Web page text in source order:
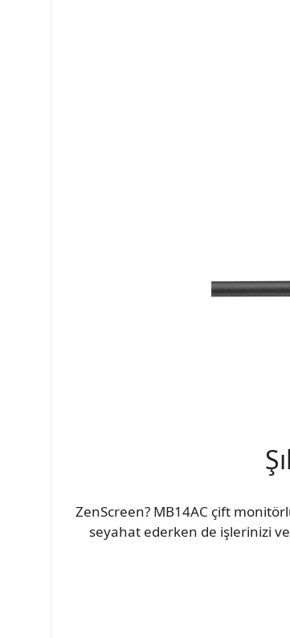
ZenScreen? MB14AC çift
seyahat ederken de işlerinizi